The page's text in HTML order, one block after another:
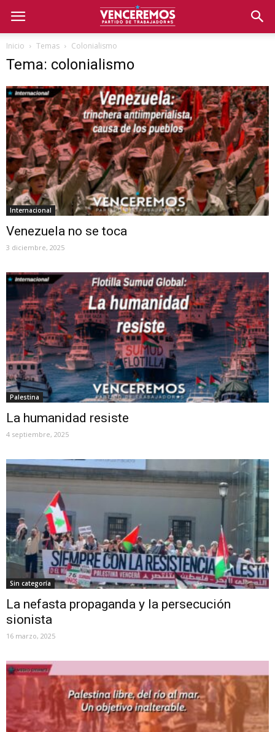
Inicio Temas Colonialismo
Tema: colonialismo
Internacional
Venezuela no se toca
3 diciembre, 2025
Palestina
La humanidad resiste
4 septiembre, 2025
Sin categoría
La nefasta propaganda y la persecución
sionista
16 marzo, 2025